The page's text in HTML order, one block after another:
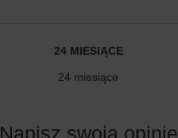
24 MIESIĄCE
24 miesiące
Napisz swoją opinię